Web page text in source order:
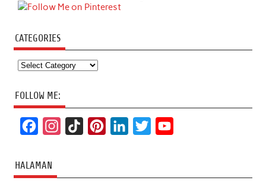
CATEGORIES
Categories
FOLLOW ME:
c
e
t
T
t
k
t
T
HALAMAN